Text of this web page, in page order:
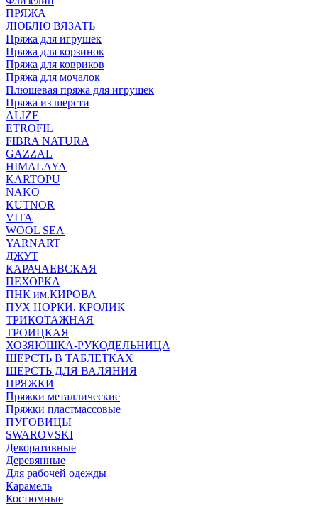
ПРЯЖА
ЛЮБЛЮ ВЯЗАТЬ
Пряжа для игрушек
Пряжа для корзинок
Пряжа для ковриков
Пряжа для мочалок
Плюшевая пряжа для игрушек
Пряжа из шерсти
ALIZE
ETROFIL
FIBRA NATURA
GAZZAL
HIMALAYA
KARTOPU
NAKO
KUTNOR
VITA
WOOL SEA
YARNART
ДЖУТ
КАРАЧАЕВСКАЯ
ПЕХОРКА
ПНК им.КИРОВА
ПУХ НОРКИ, КРОЛИК
ТРИКОТАЖНАЯ
ТРОИЦКАЯ
ХОЗЯЮШКА-РУКОДЕЛЬНИЦА
ШЕРСТЬ В ТАБЛЕТКАХ
ШЕРСТЬ ДЛЯ ВАЛЯНИЯ
ПРЯЖКИ
Пряжки металлические
Пряжки пластмассовые
ПУГОВИЦЫ
SWAROVSKI
Декоративные
Деревянные
Для рабочей одежды
Карамель
Костюмные